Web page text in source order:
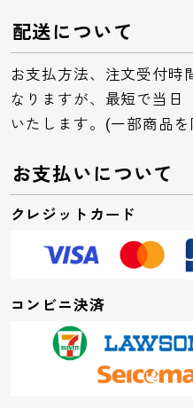
配送について
お支払方法、注文受付時
なりますが、最短で当日
いたします。(一部商品を
お支払いについて
クレジットカード
コンビニ決済